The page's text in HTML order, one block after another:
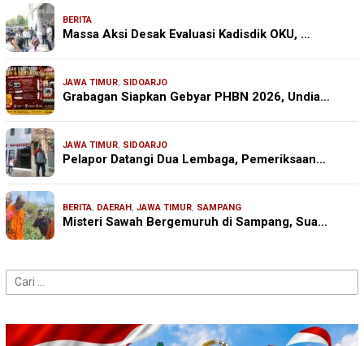
BERITA
Massa Aksi Desak Evaluasi Kadisdik OKU, …
JAWA TIMUR, SIDOARJO
Grabagan Siapkan Gebyar PHBN 2026, Undia…
JAWA TIMUR, SIDOARJO
Pelapor Datangi Dua Lembaga, Pemeriksaan…
BERITA, DAERAH, JAWA TIMUR, SAMPANG
Misteri Sawah Bergemuruh di Sampang, Sua…
Cari
untuk: